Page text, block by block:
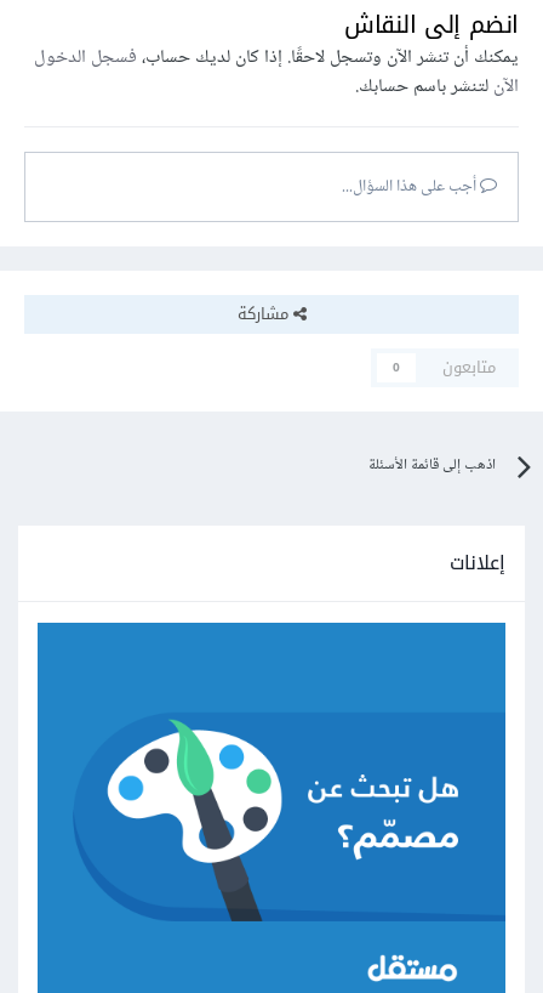
انضم إلى النقاش
يمكنك أن تنشر الآن وتسجل لاحقًا. إذا كان لديك حساب،فسجل الدخول
الآنلتنشر باسم حسابك.
أجب على هذا السؤال...
مشاركة
متابعون
0
اذهب إلى قائمة الأسئلة
إعلانات